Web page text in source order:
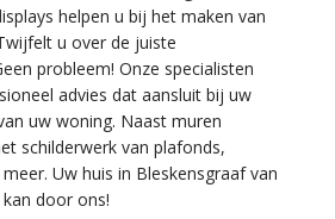
helpen u bij het maken van
u over de juiste
probleem! Onze specialisten
advies dat aansluit bij uw
uw woning. Naast muren
schilderwerk van plafonds,
Uw huis in Bleskensgraaf van
door ons!